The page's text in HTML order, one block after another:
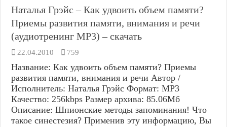
Наталья Грэйс – Как удвоить объем памяти?
Приемы развития памяти, внимания и речи
(аудиотренинг MP3) – скачать
22.04.2010 759
Название: Как удвоить объем памяти? Приемы
развития памяти, внимания и речи Автор /
Исполнитель: Наталья Грэйс Формат: MP3
Качество: 256kbps Размер архива: 85.06Мб
Описание: Шпионские методы запоминания! Что
такое синестезия? Применив эту информацию, Вы